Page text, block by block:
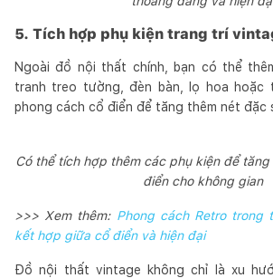
5. Tích hợp phụ kiện trang trí
Ngoài đồ nội thất chính, bạn có thể
tranh treo tường, đèn bàn, lọ hoa hoặc
phong cách cổ điển để tăng thêm nét đặc
Có thể tích hợp thêm các phụ kiện để tăng
điển cho không gian
>>> Xem thêm: Phong cách Retro trong
kết hợp giữa cổ điển và hiện đại
Đồ nội thất vintage không chỉ là xu